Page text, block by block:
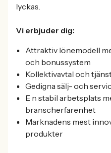
lyckas.
Vi erbjuder dig:
Attraktiv lönemodell
och bonussystem
Kollektivavtal och
Gedigna sälj- och
E n stabil arbetsplats
branscherfarenhet
Marknadens mest
produkter